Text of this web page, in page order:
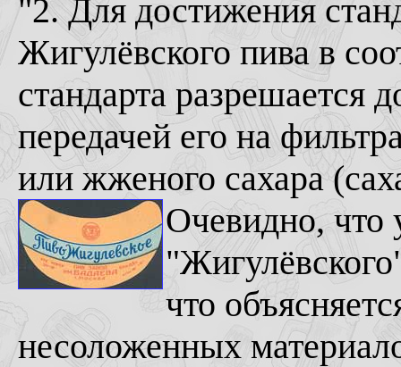
"2. Для достижения
Жигулёвского пива в
стандарта разрешается
передачей его на
или жженого сахара
Очевидно, что
что
несоложенных